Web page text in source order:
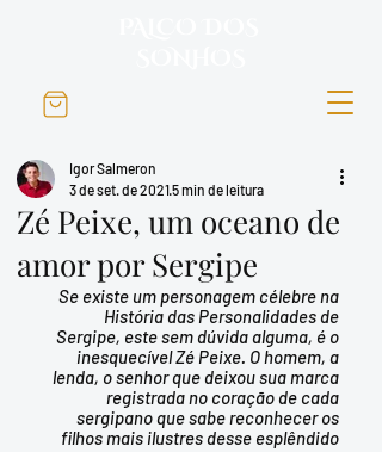
Zé Peixe, um oceano de
amor por Sergipe
Igor Salmeron
3 de set. de 20215 min de leitura
Se existe um personagem célebre na
História das Personalidades de
Sergipe, este sem dúvida alguma, é o
inesquecível Zé Peixe. O homem, a
lenda, o senhor que deixou sua marca
registrada no coração de cada
sergipano que sabe reconhecer os
filhos mais ilustres desse esplêndido